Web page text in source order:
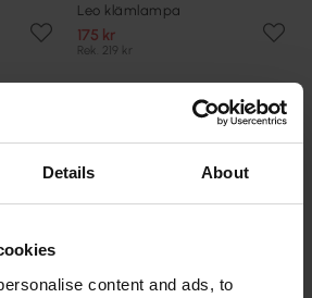
Details About
content and ads, to
Leo klämlampa
175 kr
Rek. 219 kr
PRISMATCH